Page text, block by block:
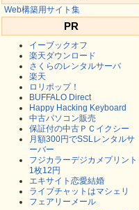
Web構築用サイト集
PR
イーブックオフ
楽天ダウンロード
さくらのレンタルサーバ
楽天
ロリポップ！
BUFFALO Direct
Happy Hacking Keyboard
中古パソコン販売
保証付の中古ＰＣイクシー
月額300円でSSLレンタルサ
ーバー
フジカラーデジカメプリント
1枚12円
エキサイト恋愛結婚
ライブチャットはマシェリ
フェアリーメール